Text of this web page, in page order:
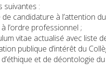
suivantes :
de candidature à l’attention
à l’ordre professionnel ;
vitae actualisé avec liste
publique d’intérêt du
et de déontologie